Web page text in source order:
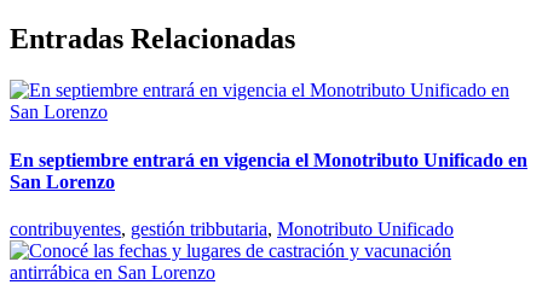
Entradas Relacionadas
En septiembre entrará en vigencia el Monotributo Unificado en
San Lorenzo
contribuyentes, gestión tribbutaria, Monotributo Unificado